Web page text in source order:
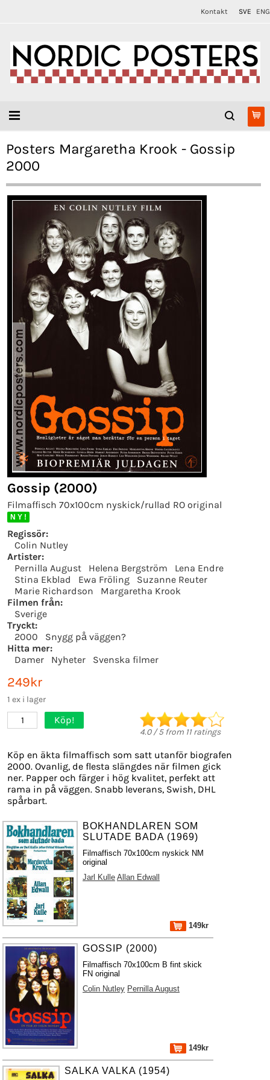
Kontakt SVE ENG
Posters Margaretha Krook - Gossip
2000
Gossip (2000)
Filmaffisch 70x100cm nyskick/rullad RO original
N Y !
Regissör:
Colin Nutley
Artister:
Pernilla August
Helena Bergström
Lena Endre
Stina Ekblad
Ewa Fröling
Suzanne Reuter
Marie Richardson
Margaretha Krook
Filmen från:
Sverige
Tryckt:
2000
Snygg på väggen?
Hitta mer:
Damer
Nyheter Svenska filmer
249kr
1 ex i lager
1 Köp!
4.0/5from 11ratings
Köp en äkta filmaffisch som satt utanför biografen
2000. Ovanlig, de flesta slängdes när filmen gick
ner. Papper och färger i hög kvalitet, perfekt att
rama in på väggen. Snabb leverans, Swish, DHL
spårbart.
BOKHANDLAREN SOM
SLUTADE BADA (1969)
Filmaffisch 70x100cm nyskick NM
original
Jarl Kulle Allan Edwall
149kr
GOSSIP (2000)
Filmaffisch 70x100cm B fint skick
FN original
Colin Nutley Pernilla August
149kr
SALKA VALKA (1954)